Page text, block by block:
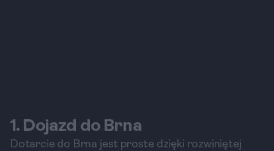
1. Dojazd do Brna
Dotarcie do Brna jest proste dzięki rozwiniętej